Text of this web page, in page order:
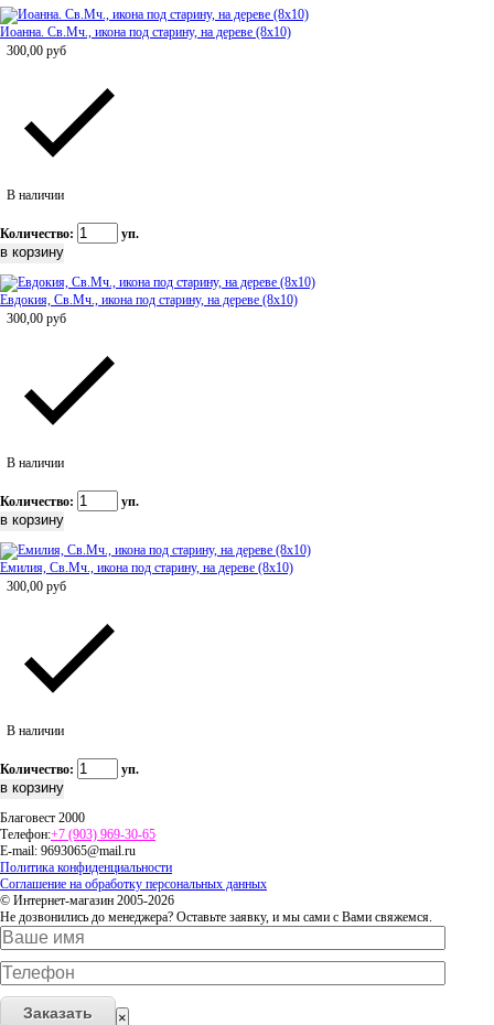
Иоанна. Св.Мч., икона под старину, на дереве (8x10)
300,00 руб
В наличии
Количество: уп.
Евдокия, Св.Мч., икона под старину, на дереве (8x10)
300,00 руб
В наличии
Количество: уп.
Емилия, Св.Мч., икона под старину, на дереве (8x10)
300,00 руб
В наличии
Количество: уп.
Благовест 2000
Телефон:+7 (903) 969-30-65
E-mail: 9693065@mail.ru
Политика конфиденциальности
Соглашение на обработку персональных данных
© Интернет-магазин 2005-2026
Не дозвонились до менеджера? Оставьте заявку, и мы сами с Вами свяжемся.
Заказать ×